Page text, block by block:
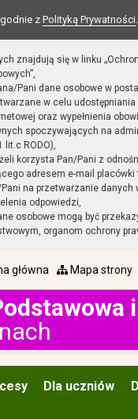
z Polityką Prywatności
znajdują się w linku
Pani dane osobowe w
w celu
oraz wypełnienia
spoczywających na
lit.c RODO),
korzysta Pan/Pani z
adresem e-mail
Pani na przetwarzanie danych
odpowiedzi,
osobowe mogą być
organom ochrony
główna Mapa strony
Dla uczniów